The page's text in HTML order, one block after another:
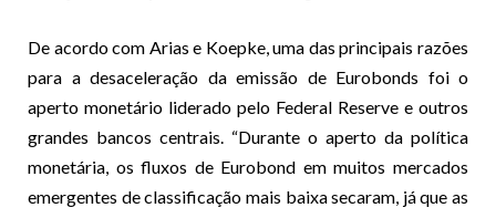
De acordo com Arias e Koepke, uma das principais razões
para a desaceleração da emissão de Eurobonds foi o
aperto monetário liderado pelo Federal Reserve e outros
grandes bancos centrais. “Durante o aperto da política
monetária, os fluxos de Eurobond em muitos mercados
emergentes de classificação mais baixa secaram, já que as